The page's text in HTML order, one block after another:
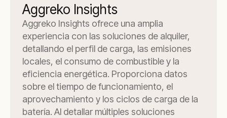
Aggreko Insights
Aggreko Insights ofrece una amplia
experiencia con las soluciones de alquiler,
detallando el perfil de carga, las emisiones
locales, el consumo de combustible y la
eficiencia energética. Proporciona datos
sobre el tiempo de funcionamiento, el
aprovechamiento y los ciclos de carga de la
batería. Al detallar múltiples soluciones